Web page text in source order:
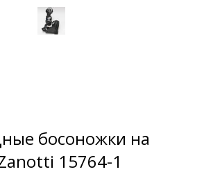
босоножки на
15764-1